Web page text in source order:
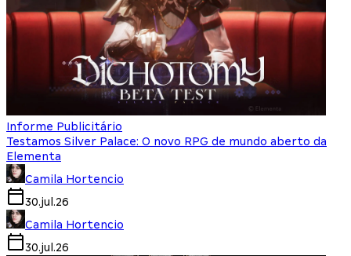
Informe Publicitário
Testamos Silver Palace: O novo RPG de mundo aberto da
Elementa
Camila Hortencio
30.jul.26
Camila Hortencio
30.jul.26